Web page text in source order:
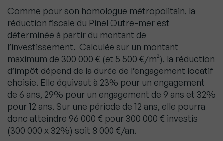
Comme pour son homologue métropolitain, la
réduction fiscale du Pinel Outre-mer est
déterminée à partir du montant de
l’investissement. Calculée sur un montant
maximum de 300 000 € (et 5 500 €/m²), la réduction
d’impôt dépend de la durée de l’engagement locatif
choisie. Elle équivaut à 23% pour un engagement
de 6 ans, 29% pour un engagement de 9 ans et 32%
pour 12 ans. Sur une période de 12 ans, elle pourra
donc atteindre 96 000 € pour 300 000 € investis
(300 000 x 32%) soit 8 000 €/an.